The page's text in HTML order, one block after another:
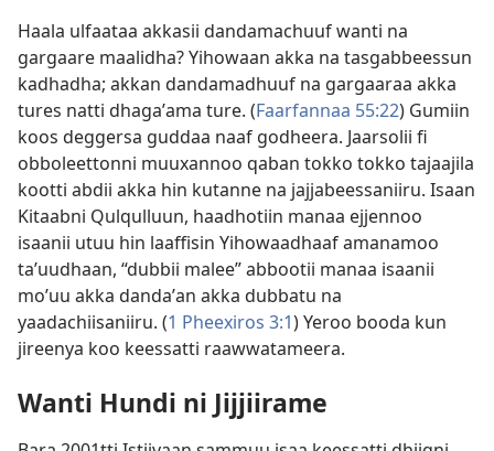
Haala ulfaataa akkasii dandamachuuf wanti na
gargaare maalidha? Yihowaan akka na tasgabbeessun
kadhadha; akkan dandamadhuuf na gargaaraa akka
tures natti dhagaʼama ture. (Faarfannaa 55:22) Gumiin
koos deggersa guddaa naaf godheera. Jaarsolii fi
obboleettonni muuxannoo qaban tokko tokko tajaajila
kootti abdii akka hin kutanne na jajjabeessaniiru. Isaan
Kitaabni Qulqulluun, haadhotiin manaa ejjennoo
isaanii utuu hin laaffisin Yihowaadhaaf amanamoo
taʼuudhaan, “dubbii malee” abbootii manaa isaanii
moʼuu akka dandaʼan akka dubbatu na
yaadachiisaniiru. (1 Pheexiros 3:1) Yeroo booda kun
jireenya koo keessatti raawwatameera.
Wanti Hundi ni Jijjiirame